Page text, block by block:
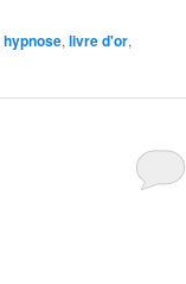
hypnose, livre d'or,